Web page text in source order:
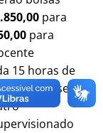
para
para
15 horas de
a seis